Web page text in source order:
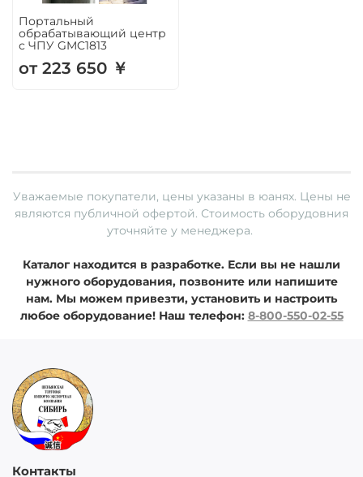
Портальный
обрабатывающий центр
с ЧПУ GMC1813
от 223 650 ￥
Уважаемые покупатели, цены указаны в юанях. Цены не
являются публичной офертой. Стоимость оборудовния
уточняйте у менеджера.
Каталог находится в разработке. Если вы не нашли
нужного оборудования, позвоните или напишите
нам. Мы можем привезти, установить и настроить
любое оборудование! Наш телефон: 8-800-550-02-55
Контакты